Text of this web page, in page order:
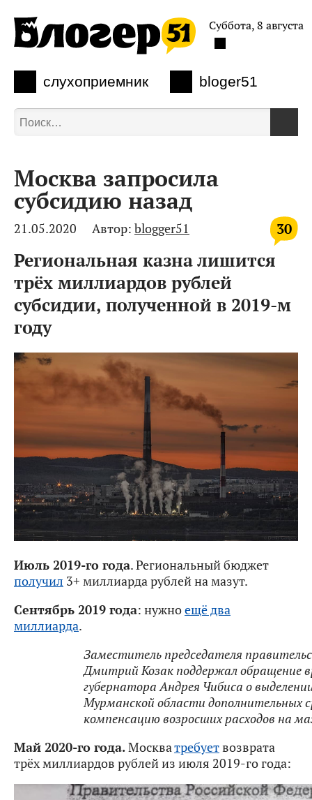
слухоприемник bloger51
Суббота, 8 августа
Москва запросила
субсидию назад
30
21.05.2020 Автор: blogger51
Региональная казна лишится
трёх миллиардов рублей
субсидии, полученной в 2019-м
году
Июль 2019-го года. Региональный бюджет
получил 3+ миллиарда рублей на мазут.
Сентябрь 2019 года: нужноещё два
миллиарда.
Заместитель председателя
Дмитрий Козак поддержал обращение
губернатора Андрея Чибиса о
Мурманской области дополнительных
компенсацию возросших расходов на
Май 2020-го года.Москватребуетвозврата
трёх миллиардов рублей из июля 2019-го года: